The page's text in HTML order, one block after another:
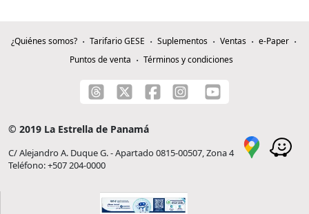
¿Quiénes somos? Tarifario GESE Suplementos Ventas
e-Paper
Puntos de venta
Términos y condiciones
© 2019 La Estrella de Panamá
C/ Alejandro A. Duque G. - Apartado 0815-00507, Zona 4
Teléfono: +507 204-0000